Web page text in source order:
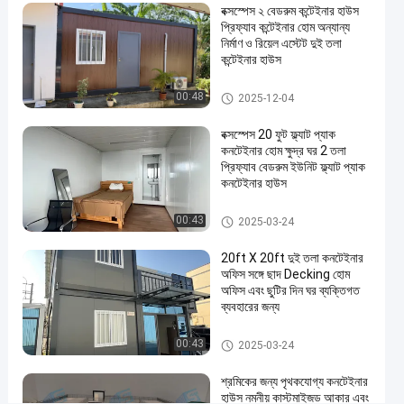
বহনযোগ্য
টয়লেট
#
মডুলার
মোবাইল
টয়লেট
কেবিন
ন
যো
গ্য
ট
য়
লে
00:48
বক্সস্পেস ২ বেডরুম কন্টেইনার হাউস
প্রিফ্যাব কন্টেইনার হোম অন্যান্য
নির্মাণ ও রিয়েল এস্টেট দুই তলা
কন্টেইনার হাউস
বিচ্ছিন্ন ধারক ঘর
2025-12-04
00:43
বক্সস্পেস 20 ফুট ফ্ল্যাট প্যাক
কনটেইনার হোম ক্ষুদ্র ঘর 2 তলা
প্রিফ্যাব বেডরুম ইউনিট ফ্ল্যাট প্যাক
কনটেইনার হাউস
বিচ্ছিন্ন ধারক ঘর
2025-03-24
00:43
20ft X 20ft দুই তলা কনটেইনার
অফিস সঙ্গে ছাদ Decking হোম
অফিস এবং ছুটির দিন ঘর ব্যক্তিগত
ব্যবহারের জন্য
বিচ্ছিন্ন ধারক ঘর
2025-03-24
শ্রমিকের জন্য পৃথকযোগ্য কনটেইনার
হাউস নমনীয় কাস্টমাইজড আকার এবং